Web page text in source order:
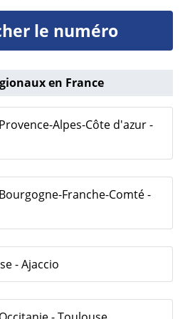
le numéro
en France
Alpes-Côte d'azur -
Franche-Comté -
- Ajaccio